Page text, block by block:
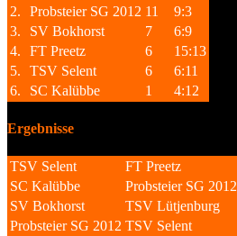
2.
Probsteier SG 2012 11
9:3
3.
SV Bokhorst 7
6:9
4.
FT Preetz 6
15:13
5.
TSV Selent 6
6:11
6.
SC Kalübbe 1 4:12
Ergebnisse
TSV Selent FT Preetz
SC Kalübbe
Probsteier SG 2012
SV Bokhorst
TSV Lütjenburg
Probsteier SG 2012 TSV Selent